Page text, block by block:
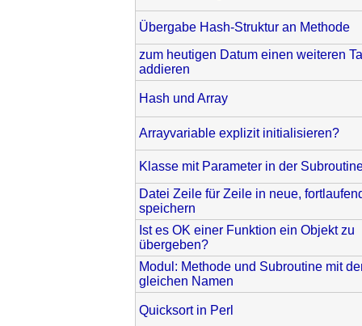
Übergabe Hash-Struktur an Methode
zum heutigen Datum einen weiteren
addieren
Hash und Array
Arrayvariable explizit initialisieren?
Klasse mit Parameter in der
Datei Zeile für Zeile in neue,
speichern
Ist es OK einer Funktion ein Objekt zu
übergeben?
Modul: Methode und Subroutine mit
gleichen Namen
Quicksort in Perl